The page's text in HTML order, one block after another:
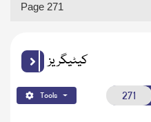
Page 271
کیٹیگریز
Tools